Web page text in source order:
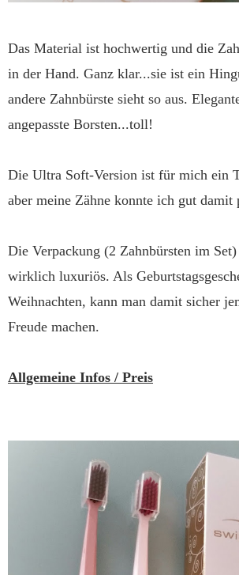
Das Material ist hochwertig und die
in der Hand. Ganz klar...sie ist ein
andere Zahnbürste sieht so aus.
angepasste Borsten...toll!
Die Ultra Soft-Version ist für mich ein
aber meine Zähne konnte ich gut damit
Die Verpackung (2 Zahnbürsten im
wirklich luxuriös. Als
Weihnachten, kann man damit sicher
Freude machen.
Allgemeine Infos / Preis